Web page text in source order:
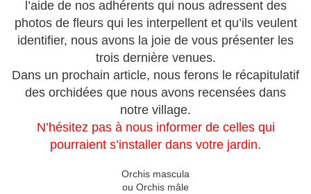
l’aide de nos adhérents qui nous adressent des
photos de fleurs qui les interpellent et qu’ils veulent
identifier, nous avons la joie de vous présenter les
trois dernière venues.
Dans un prochain article, nous ferons le récapitulatif
des orchidées que nous avons recensées dans
notre village.
N’hésitez pas à nous informer de celles qui
pourraient s’installer dans votre jardin.
Orchis mascula
ou Orchis mâle